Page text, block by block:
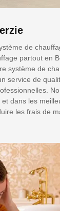
de
partout en
système de
service de
dans les
les frais de